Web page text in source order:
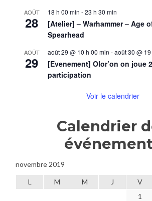
AOÛT
28
18 h 00 min -23 h 30 min
[Atelier] – Warhammer – Age
Spearhead
AOÛT
29
août 29 @ 10 h 00 min -août 30 @
[Evenement] Olor’on on joue
participation
Voir le calendrier
Calendrier
novembre 2019
L M M J V
1